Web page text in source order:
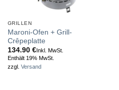
GRILLEN
Maroni-Ofen + Grill-
Crêpeplatte
134.90 €Inkl. MwSt.
Enthält 19% MwSt.
zzgl. Versand